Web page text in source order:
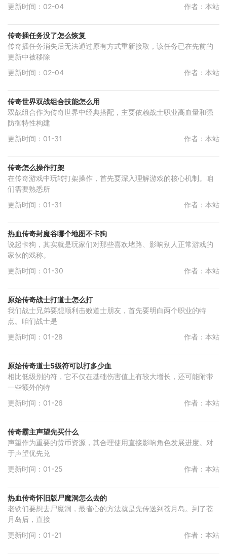
更新时间：02-04
作者：本站
传奇插任务没了怎么恢复
传奇插任务消失后无法通过原有方式重新接取，该任务已在先前的
更新中被移除
更新时间：02-04
作者：本站
传奇世界双战组合技能怎么用
双战组合作为传奇世界中经典搭配，主要依赖战士职业高血量和强
防御特性构建
更新时间：01-31
作者：本站
传奇怎么操作打架
在传奇游戏中玩转打架操作，首先要深入理解游戏的核心机制。咱
们需要熟悉所
更新时间：01-31
作者：本站
热血传奇封魔谷哪个地图不卡狗
说起卡狗，其实就是玩家们对那些喜欢堵路、影响别人正常游戏的
家伙的戏称。
更新时间：01-30
作者：本站
原始传奇战士打道士怎么打
我们战士兄弟要想顺利击败道士朋友，首先要明白两个职业的特
点。咱们战士是
更新时间：01-28
作者：本站
原始传奇道士5级符可以打多少血
相比低级别的符，它不仅在基础伤害值上有较大增长，还可能附带
一些额外的特
更新时间：01-26
作者：本站
传奇霸主声望先买什么
声望作为重要的货币资源，其合理使用直接影响角色发展进度。对
于声望优先兑
更新时间：01-25
作者：本站
热血传奇怀旧版尸魔洞怎么去的
老铁们要想去尸魔洞，最省心的方法就是先传送到苍月岛。到了苍
月岛后，直接
更新时间：01-21
作者：本站